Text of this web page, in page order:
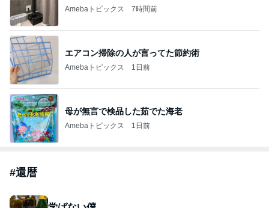
Amebaトピックス 7時間前
エアコン掃除の人が言ってた節約術
Amebaトピックス 1日前
母が無言で検品した茹でた海老
Amebaトピックス 1日前
#還暦